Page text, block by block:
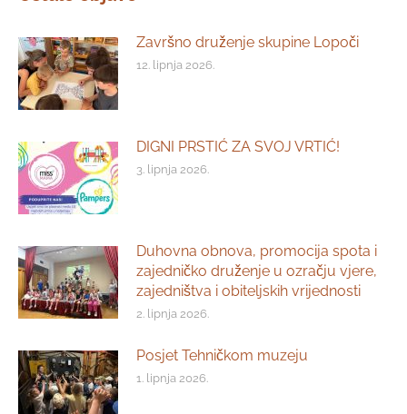
Završno druženje skupine Lopoči
12. lipnja 2026.
DIGNI PRSTIĆ ZA SVOJ VRTIĆ!
3. lipnja 2026.
Duhovna obnova, promocija spota i
zajedničko druženje u ozračju vjere,
zajedništva i obiteljskih vrijednosti
2. lipnja 2026.
Posjet Tehničkom muzeju
1. lipnja 2026.